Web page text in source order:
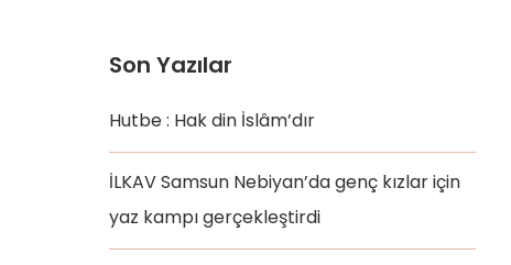
Son Yazılar
Hutbe : Hak din İslâm’dır
İLKAV Samsun Nebiyan’da genç kızlar için
yaz kampı gerçekleştirdi